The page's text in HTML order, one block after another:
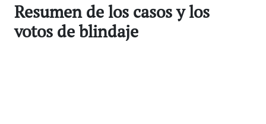
Resumen de los casos y los
votos de blindaje